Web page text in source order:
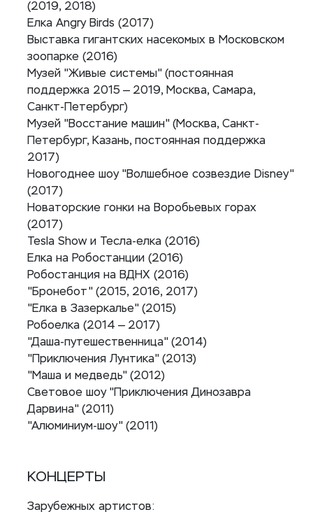
(2019, 2018)
Елка Angry Birds (2017)
Выставка гигантских насекомых в Московском
зоопарке (2016)
Музей "Живые системы" (постоянная
поддержка 2015 — 2019, Москва, Самара,
Санкт-Петербург)
Музей "Восстание машин" (Москва, Санкт-
Петербург, Казань, постоянная поддержка
2017)
Новогоднее шоу "Волшебное созвездие Disney"
(2017)
Новаторские гонки на Воробьевых горах
(2017)
Tesla Show и Тесла-елка (2016)
Елка на Робостанции (2016)
Робостанция на ВДНХ (2016)
"Бронебот" (2015, 2016, 2017)
"Елка в Зазеркалье" (2015)
Робоелка (2014 — 2017)
"Даша-путешественница" (2014)
"Приключения Лунтика" (2013)
"Маша и медведь" (2012)
Световое шоу "Приключения Динозавра
Дарвина" (2011)
"Алюминиум-шоу" (2011)
КОНЦЕРТЫ
Зарубежных артистов: